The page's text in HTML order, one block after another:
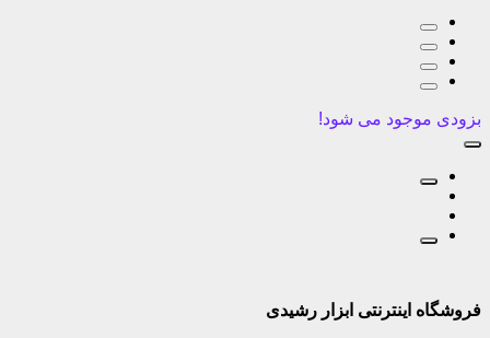
بزودی موجود می شود!
فروشگاه اینترنتی ابزار رشیدی